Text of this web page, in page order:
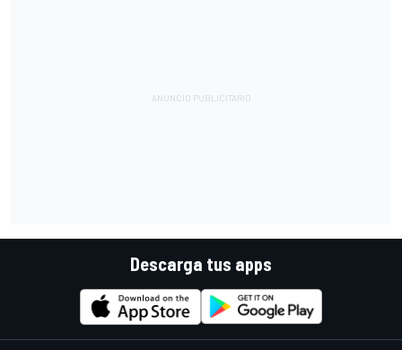
Descarga tus apps